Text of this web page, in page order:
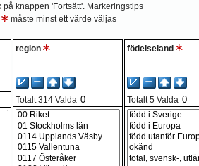
knappen 'Fortsätt'. Markeringstips
måste minst ett värde väljas
region
Totalt 314 Valda
födelseland
Totalt 5 Valda